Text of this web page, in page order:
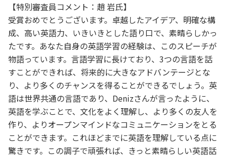
【特別審査員コメント：趙 岩氏】
受賞おめでとうございます。卓越したアイデア、明確な構
成、高い英語力、いきいきとした語り口で、素晴らしかっ
たです。あなた自身の英語学習の経験は、このスピーチが
物語っています。言語学習に長けており、3つの言語を話
すことができれば、将来的に大きなアドバンテージとな
り、より多くのチャンスを得ることができるでしょう。英
語は世界共通の言語であり、Denizさんが言ったように、
英語を学ぶことで、文化をよく理解し、より多くの友人を
作り、よりオープンマインドなコミュニケーションをとる
ことができます。これほどまでに英語を理解している点に
驚きです。この調子で頑張れば、きっと素晴らしい英語話